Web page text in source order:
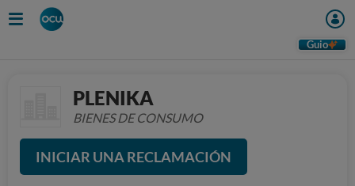
Guio
PLENIKA
BIENES DE CONSUMO
INICIAR UNA RECLAMACIÓN